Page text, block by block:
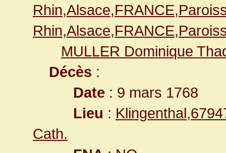
MULLER Dominique
Décès :
Date : 9 mars 1768
Lieu :
Cath.